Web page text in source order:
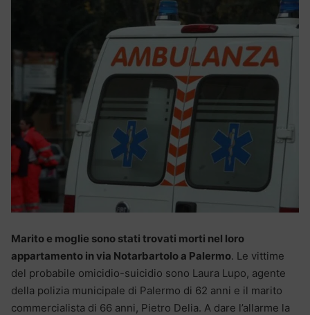
Marito e moglie sono stati trovati morti nel loro
appartamento in via Notarbartolo a Palermo. Le vittime
del probabile omicidio-suicidio sono Laura Lupo, agente
della polizia municipale di Palermo di 62 anni e il marito
commercialista di 66 anni, Pietro Delia. A dare l’allarme la